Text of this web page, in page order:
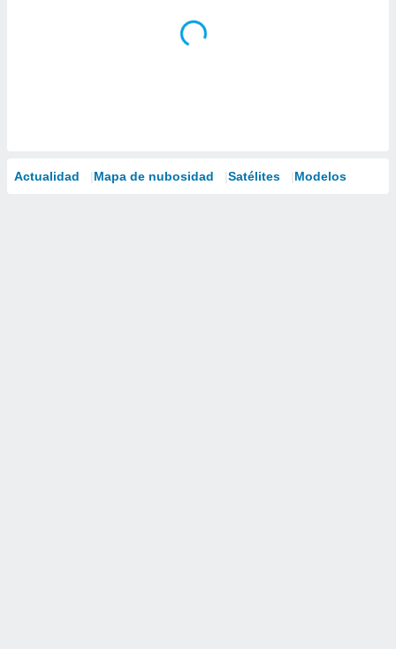
Actualidad Mapa de nubosidad Satélites Modelos